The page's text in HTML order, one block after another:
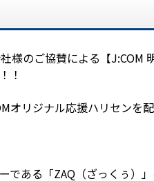
のご協賛による【J:COM
！
オリジナル応援ハリセンを
である「ZAQ（ざっくぅ）